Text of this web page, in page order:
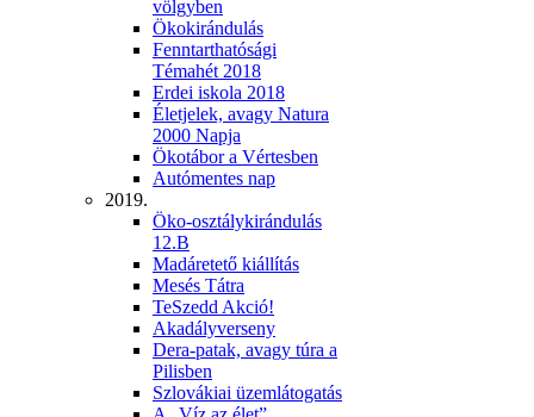
völgyben
Ökokirándulás
Fenntarthatósági
Témahét 2018
Erdei iskola 2018
Életjelek, avagy Natura
2000 Napja
Ökotábor a Vértesben
Autómentes nap
2019.
Öko-osztálykirándulás
12.B
Madáretető kiállítás
Mesés Tátra
TeSzedd Akció!
Akadályverseny
Dera-patak, avagy túra a
Pilisben
Szlovákiai üzemlátogatás